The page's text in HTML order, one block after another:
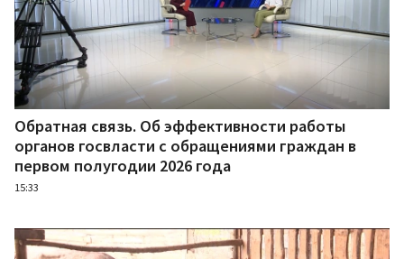
Обратная связь. Об эффективности работы
органов госвласти с обращениями граждан в
первом полугодии 2026 года
15:33